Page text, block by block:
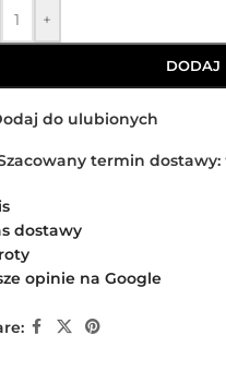
+
DODAJ
do ulubionych
termin dostawy:
dostawy
opinie na Google